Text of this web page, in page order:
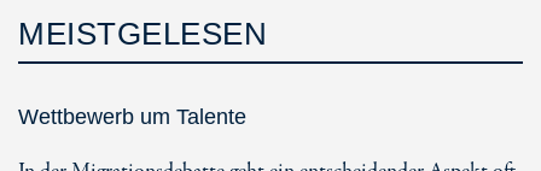
MEISTGELESEN
Wettbewerb um Talente